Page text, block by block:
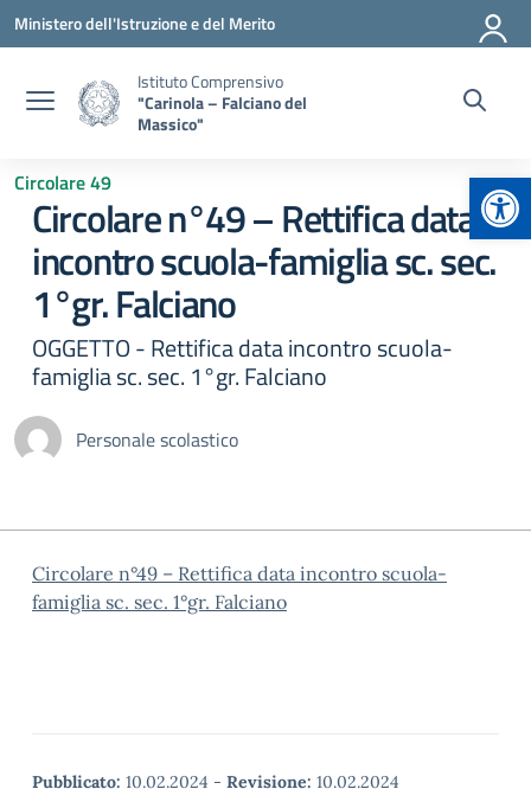
Vai ai contenuti
Vai al menu di navigazione
Vai al footer
Ministero dell'Istruzione e del Merito
Istituto Comprensivo
"Carinola – Falciano del
Massico"
Circolare 49
Circolare n°49 – Rettifica data
incontro scuola-famiglia sc. sec.
1°gr. Falciano
OGGETTO - Rettifica data incontro scuola-
famiglia sc. sec. 1°gr. Falciano
Personale scolastico
Circolare n°49 – Rettifica data incontro scuola-
famiglia sc. sec. 1°gr. Falciano
Pubblicato: 10.02.2024 - Revisione: 10.02.2024